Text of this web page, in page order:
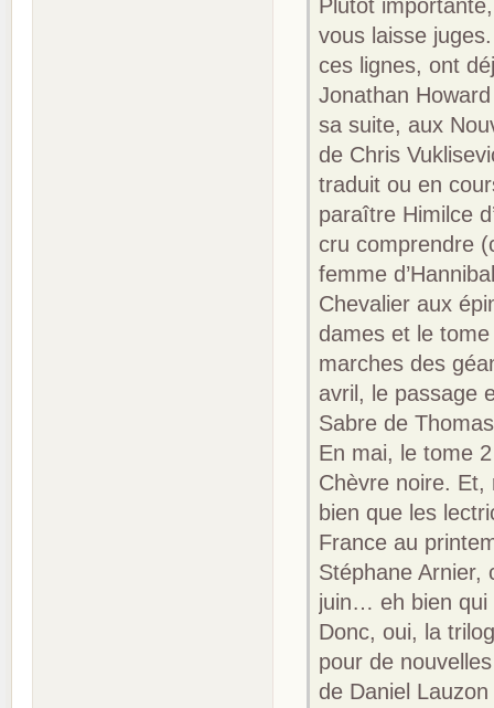
Plutôt
vous laisse
ces lignes, ont
Jonathan
sa suite, aux
de Chris
traduit ou en
paraître Himilce
cru comprendre
femme
Chevalier aux
dames et le
marches des
avril, le passage
Sabre de
En mai, le tome
Chèvre noire. Et,
bien que les
France au
Stéphane Arnier,
juin… eh bien qui
Donc, oui, la
pour de
de Daniel